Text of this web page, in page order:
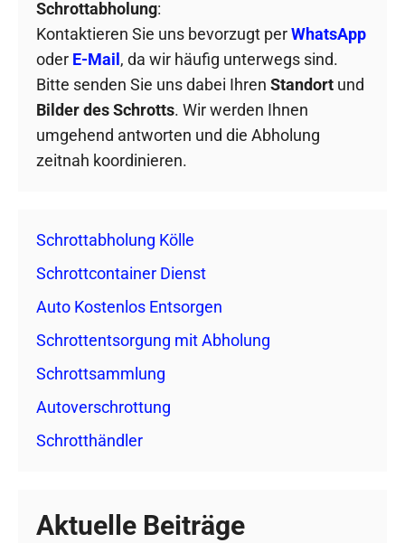
Schrottabholung:
Kontaktieren Sie uns bevorzugt perWhatsApp
oder E-Mail , da wir häufig unterwegs sind.
Bitte senden Sie uns dabei Ihren Standort und
Bilder des Schrotts. Wir werden Ihnen
umgehend antworten und die Abholung
zeitnah koordinieren.
Schrottabholung Kölle
Schrottcontainer Dienst
Auto Kostenlos Entsorgen
Schrottentsorgung mit Abholung
Schrottsammlung
Autoverschrottung
Schrotthändler
Aktuelle Beiträge